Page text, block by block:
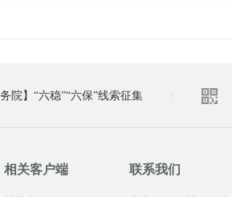
务院】“六稳”“六保”线索征集
相关客户端 联系我们